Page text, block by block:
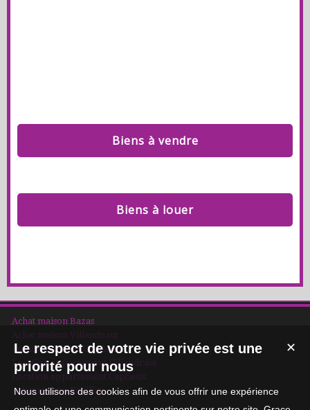
Biens à vendre
Biens à louer
Achat maison Bazas
Achat maison Villandraut
Location maison Captieux
Location appartement Villandraut
Location appartement Captieux
Achat maison Roaillan
✕
Le respect de votre vie privée est une
priorité pour nous
Nous utilisons des cookies afin de vous offrir une expérience